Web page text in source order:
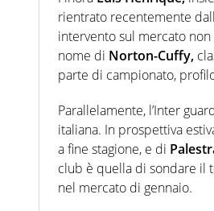
rientrato recentemente
intervento sul mercato
nome di Norton-Cuffy,
parte di campionato,
Parallelamente, l’Inter
italiana. In prospettiva
a fine stagione, e di
club è quella di sondare il
nel mercato di gennaio.